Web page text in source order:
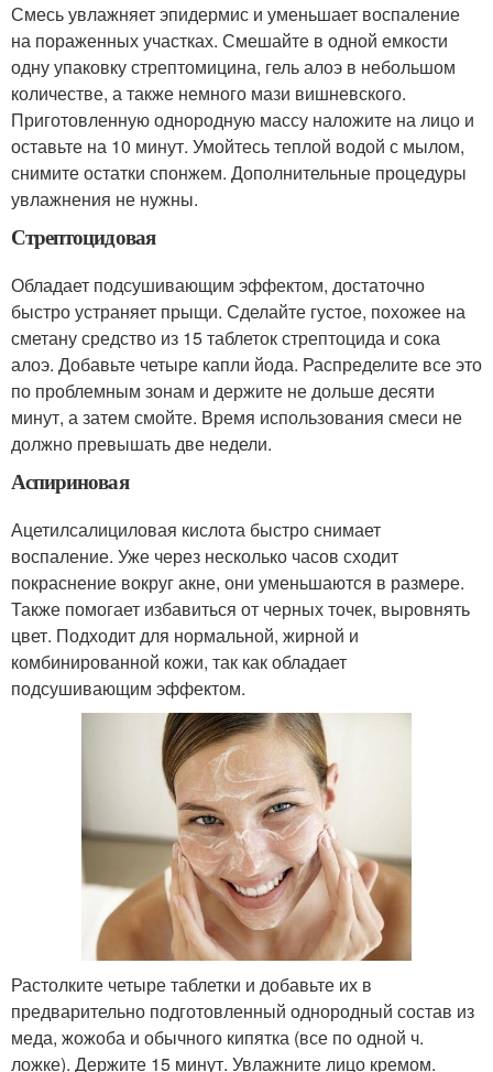
Смесь увлажняет эпидермис и уменьшает воспаление
на пораженных участках. Смешайте в одной емкости
одну упаковку стрептомицина, гель алоэ в небольшом
количестве, а также немного мази вишневского.
Приготовленную однородную массу наложите на лицо и
оставьте на 10 минут. Умойтесь теплой водой с мылом,
снимите остатки спонжем. Дополнительные процедуры
увлажнения не нужны.
Стрептоцидовая
Обладает подсушивающим эффектом, достаточно
быстро устраняет прыщи. Сделайте густое, похожее на
сметану средство из 15 таблеток стрептоцида и сока
алоэ. Добавьте четыре капли йода. Распределите все это
по проблемным зонам и держите не дольше десяти
минут, а затем смойте. Время использования смеси не
должно превышать две недели.
Аспириновая
Ацетилсалициловая кислота быстро снимает
воспаление. Уже через несколько часов сходит
покраснение вокруг акне, они уменьшаются в размере.
Также помогает избавиться от черных точек, выровнять
цвет. Подходит для нормальной, жирной и
комбинированной кожи, так как обладает
подсушивающим эффектом.
Растолките четыре таблетки и добавьте их в
предварительно подготовленный однородный состав из
меда, жожоба и обычного кипятка (все по одной ч.
ложке). Держите 15 минут. Увлажните лицо кремом.